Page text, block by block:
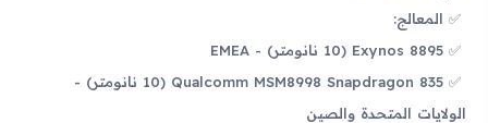
المعالج:
Exynos 8895 (10 نانومتر) - EMEA
Qualcomm MSM8998 Snapdragon 835 (10 نانومتر) -
الولايات المتحدة والصين